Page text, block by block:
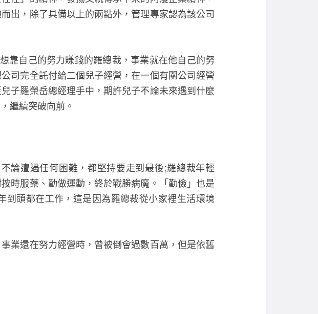
出，除了具備以上的兩點外，管理專家認為該公司
靠自己的努力賺錢的羅總裁，事業就在他自己的努
司完全託付給二個兒子經營，在一個有關公司經營
子羅榮岳總經理手中，期許兒子不論未來遇到什麼
繼續突破向前。
論遭遇任何困難，都堅持要走到最後;羅總裁年輕
時服藥、勤做運動，終於戰勝病魔。「勤儉」也是
頭都在工作，這是因為羅總裁從小家裡生活環境
業還在努力經營時，曾被倒會過數百萬，但是依舊